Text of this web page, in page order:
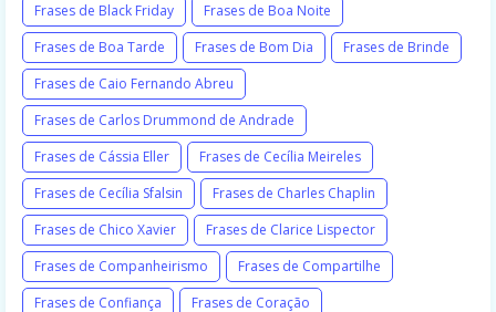
Frases de Black Friday
Frases de Boa Noite
Frases de Boa Tarde
Frases de Bom Dia
Frases de Brinde
Frases de Caio Fernando Abreu
Frases de Carlos Drummond de Andrade
Frases de Cássia Eller
Frases de Cecília Meireles
Frases de Cecília Sfalsin
Frases de Charles Chaplin
Frases de Chico Xavier
Frases de Clarice Lispector
Frases de Companheirismo
Frases de Compartilhe
Frases de Confiança
Frases de Coração